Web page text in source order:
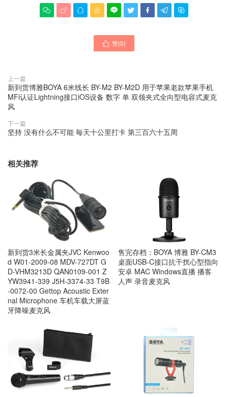
        
 赞(0)
上一篇
新到货博雅BOYA 6米线长 BY-M2 BY-M2D 用于苹果老款苹果手机
MFi认证Lightning接口iOS设备 数字 单 双领夹式全向型电容式麦克
风
下一篇
坚持 没有什么不可能 毎天十公里打卡 第三百六十五周
相关推荐
新到货3米长金属夹JVC Kenwoo
d W01-2009-08 MDV-727DT G
D-VHM3213D QAN0109-001 Z
YW3941-339 J5H-3374-33 T9B
-0072-00 Gettop Acoustic Exter
nal Microphone 车机车载大屏蓝
牙降噪麦克风
售完存档：BOYA 博雅 BY-CM3
桌面USB-C接口抗干扰心型指向
安卓 MAC Windows直播 播客
人声 录音麦克风